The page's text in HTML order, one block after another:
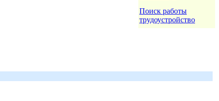
Поиск работы
трудоустройство